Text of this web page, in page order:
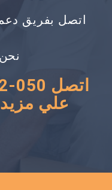
اتصل بفريق دعم
علي